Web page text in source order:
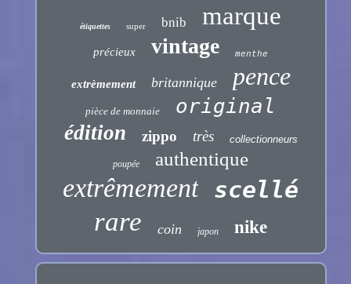
étiquettes super bnib marque
précieux vintage menthe
extrèmement britannique pence
pièce de monnaie
original
édition
zippo très collectionneurs
poupée authentique
extrêmement scellé
rare coin japon nike